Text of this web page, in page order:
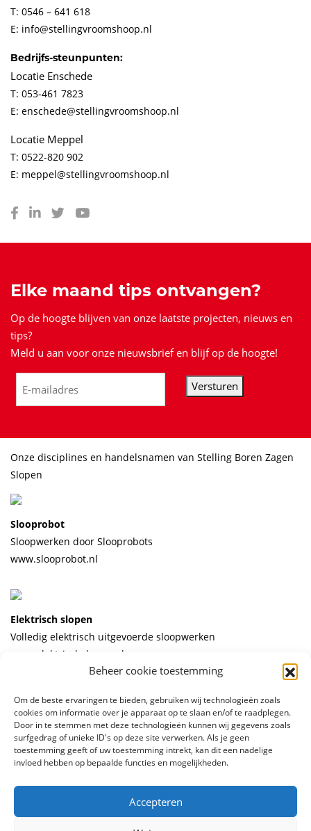
Beheer cookie toestemming
Om de beste ervaringen te bieden, gebruiken wij technologieën zoals
cookies om informatie over je apparaat op te slaan en/of te raadplegen.
Door in te stemmen met deze technologieën kunnen wij gegevens zoals
surfgedrag of unieke ID's op deze site verwerken. Als je geen
toestemming geeft of uw toestemming intrekt, kan dit een nadelige
invloed hebben op bepaalde functies en mogelijkheden.
Accepteren
T: 0546 – 641 618
E: info@stellingvroomshoop.nl
Bedrijfs-steunpunten:
Locatie Enschede
T: 053-461 7823
E: enschede@stellingvroomshoop.nl
Locatie Meppel
T: 0522-820 902
E: meppel@stellingvroomshoop.nl
Elke maand tips ontvangen?
Op de hoogte blijven van onze laatste projecten, nieuws en
tips?
Meld u aan voor onze nieuwsbrief en blijf op de hoogte!
Versturen
Onze disciplines en handelsnamen van Stelling Boren Zagen
Slopen
Slooprobot
Sloopwerken door Slooprobots
www.slooprobot.nl
Elektrisch slopen
Volledig elektrisch uitgevoerde sloopwerken
www.elektrischslopen.nl
© 2026 Stelling Boren, Zagen en Slopen
Algemene voorwaarden
Privacy policy
ontwerp en
realisatieAdvice